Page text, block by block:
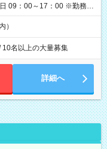
09：00～17：00 ※勤務時
）
10名以上の大量募集
詳細へ